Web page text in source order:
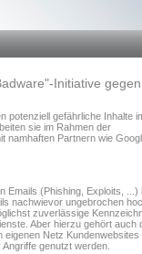
Initiative
potenziell gefährliche Inhalte
sie im Rahmen der
namhaften Partnern wie
Emails (Phishing, Exploits, ...)
nachwievor ungebrochen
zuverlässige
Aber hierzu gehört auch
eigenen Netz
genutzt werden.